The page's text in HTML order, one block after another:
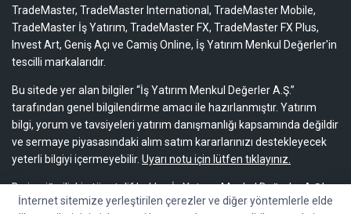
TradeMaster, TradeMaster International, TradeMaster Mobile,
TradeMaster İş Yatırım, TradeMaster FX, TradeMaster FX Plus,
Invest Art, Geniş Açı ve Camiş Online, İş Yatırım Menkul Değerler'in
tescilli markalarıdır.
Bu sitede yer alan bilgiler “İş Yatırım Menkul Değerler A.Ş.”
tarafından genel bilgilendirme amacı ile hazırlanmıştır. Yatırım
bilgi, yorum ve tavsiyeleri yatırım danışmanlığı kapsamında değildir
ve sermaye piyasasındaki alım satım kararlarınızı destekleyecek
yeterli bilgiyi içermeyebilir. Uyarı notu için lütfen tıklayınız.
Bu içeriğe ilişkin tüm telif hakları İş Yatırım Menkul Değerler A.Ş.’ye
aittir. Bu içerik, açık iznimiz olmaksızın başkaları tarafından
İnternet sitemize yerleştirilen çerezler ve diğer yöntemlerle elde